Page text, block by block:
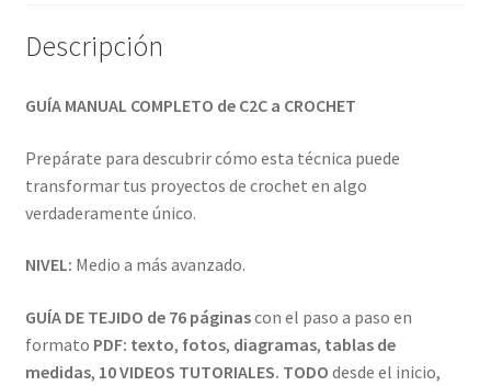
Descripción
GUÍA MANUAL COMPLETO de C2C a CROCHET
Prepárate para descubrir cómo esta técnica puede
transformar tus proyectos de crochet en algo
verdaderamente único.
NIVEL: Medio a más avanzado.
GUÍA DE TEJIDO de 76 páginascon el paso a paso en
formato PDF: texto, fotos, diagramas, tablas de
medidas, 10VIDEOS TUTORIALES. TODO desde el inicio,